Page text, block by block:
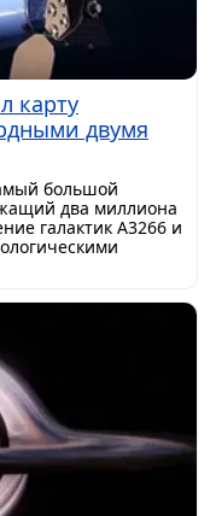
карту
двумя
большой
два миллиона
галактик A3266 и